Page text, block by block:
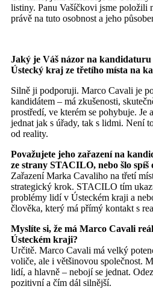
listiny. Panu Vašíčkovi jsme položili
právě na tuto osobnost a jeho
Jaký je Váš názor na
Ústecký kraj ze třetího místa na
Silně ji podporuji. Marco Cavali je
kandidátem – má zkušenosti,
prostředí, ve kterém se pohybuje. Je
jednat jak s úřady, tak s lidmi. Není
od reality.
Považujete jeho zařazení na
ze strany STACILO, nebo šlo spíš
Zařazení Marka Cavaliho na třetí
strategický krok. STACILO tím
problémy lidí v Ústeckém kraji a
člověka, který má přímý kontakt s
Myslíte si, že má Marco Cavali
Ústeckém kraji?
Určitě. Marco Cavali má velký
voliče, ale i většinovou společnost.
lidí, a hlavně – nebojí se jednat.
pozitivní a čím dál silnější.